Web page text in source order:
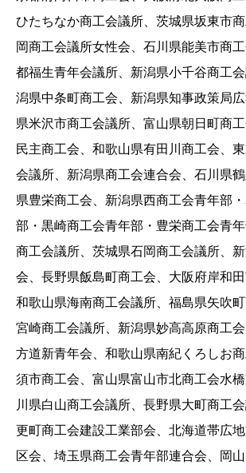
ひたちなか商工会議所、茨城県坂東市
岡商工会議所女性会、石川県能美市商
都福生青年会議所、新潟県小千谷商工
潟県中条町商工会、新潟県知事政策局
県米沢市商工会議所、富山県朝日町商
民主商工会、和歌山県有田川商工会、
会議所、新潟県商工会連合会、石川県
県豊栄商工会、新潟県西商工会青年部
部・黒崎商工会青年部・豊栄商工会青
商工会議所、茨城県石岡商工会議所、
会、長野県飯島町商工会、大阪府岸和田
和歌山県海南商工会議所、福島県矢吹
宮崎商工会議所、新潟県妙高高原商工
方道新青年会、和歌山県南紀くろしお
須市商工会、富山県富山市北商工会水
川県白山商工会議所、長野県大町商工
更町商工会建設工業部会、北海道帯広
区会、埼玉県商工会青年部連合会、岡